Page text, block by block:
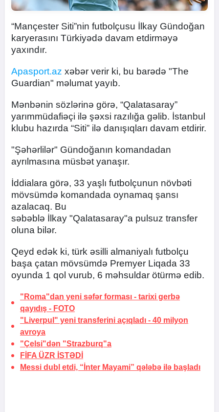
“Mançester Siti”nin futbolçusu İlkay Gündoğan
karyerasını Türkiyədə davam etdirməyə
yaxındır.
Apasport.az xəbər verir ki, bu barədə "The
Guardian" məlumat yayıb.
Mənbənin sözlərinə görə, “Qalatasaray”
yarımmüdafiəçi ilə şəxsi razılığa gəlib. İstanbul
klubu hazırda “Siti” ilə danışıqları davam etdirir.
"Şəhərlilər" Gündoğanın komandadan
ayrılmasına müsbət yanaşır.
İddialara görə, 33 yaşlı futbolçunun növbəti
mövsümdə komandada oynamaq şansı
azalacaq. Bu
səbəblə İlkay "Qalatasaray"a pulsuz transfer
oluna bilər.
Qeyd edək ki, türk əsilli almaniyalı futbolçu
başa çatan mövsümdə Premyer Liqada 33
oyunda 1 qol vurub, 6 məhsuldar ötürmə edib.
"Roma"dan yeni səfər forması - tarixi gerbə
qayıdış - FOTO
"Liverpul" yeni transferini açıqladı - 40 milyon
avroya
"Çelsi"dən "Strazburq"a
FİFA ÜZR İSTƏDİ
Messi dubl etdi, “İnter Mayami” qələbə ilə başladı